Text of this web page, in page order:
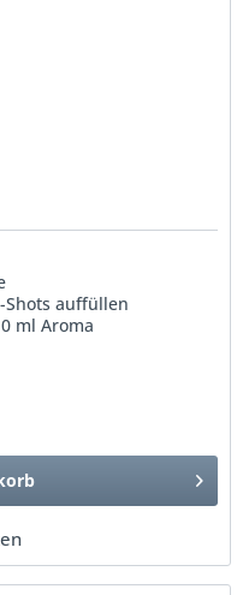
Shots auffüllen
ml Aroma